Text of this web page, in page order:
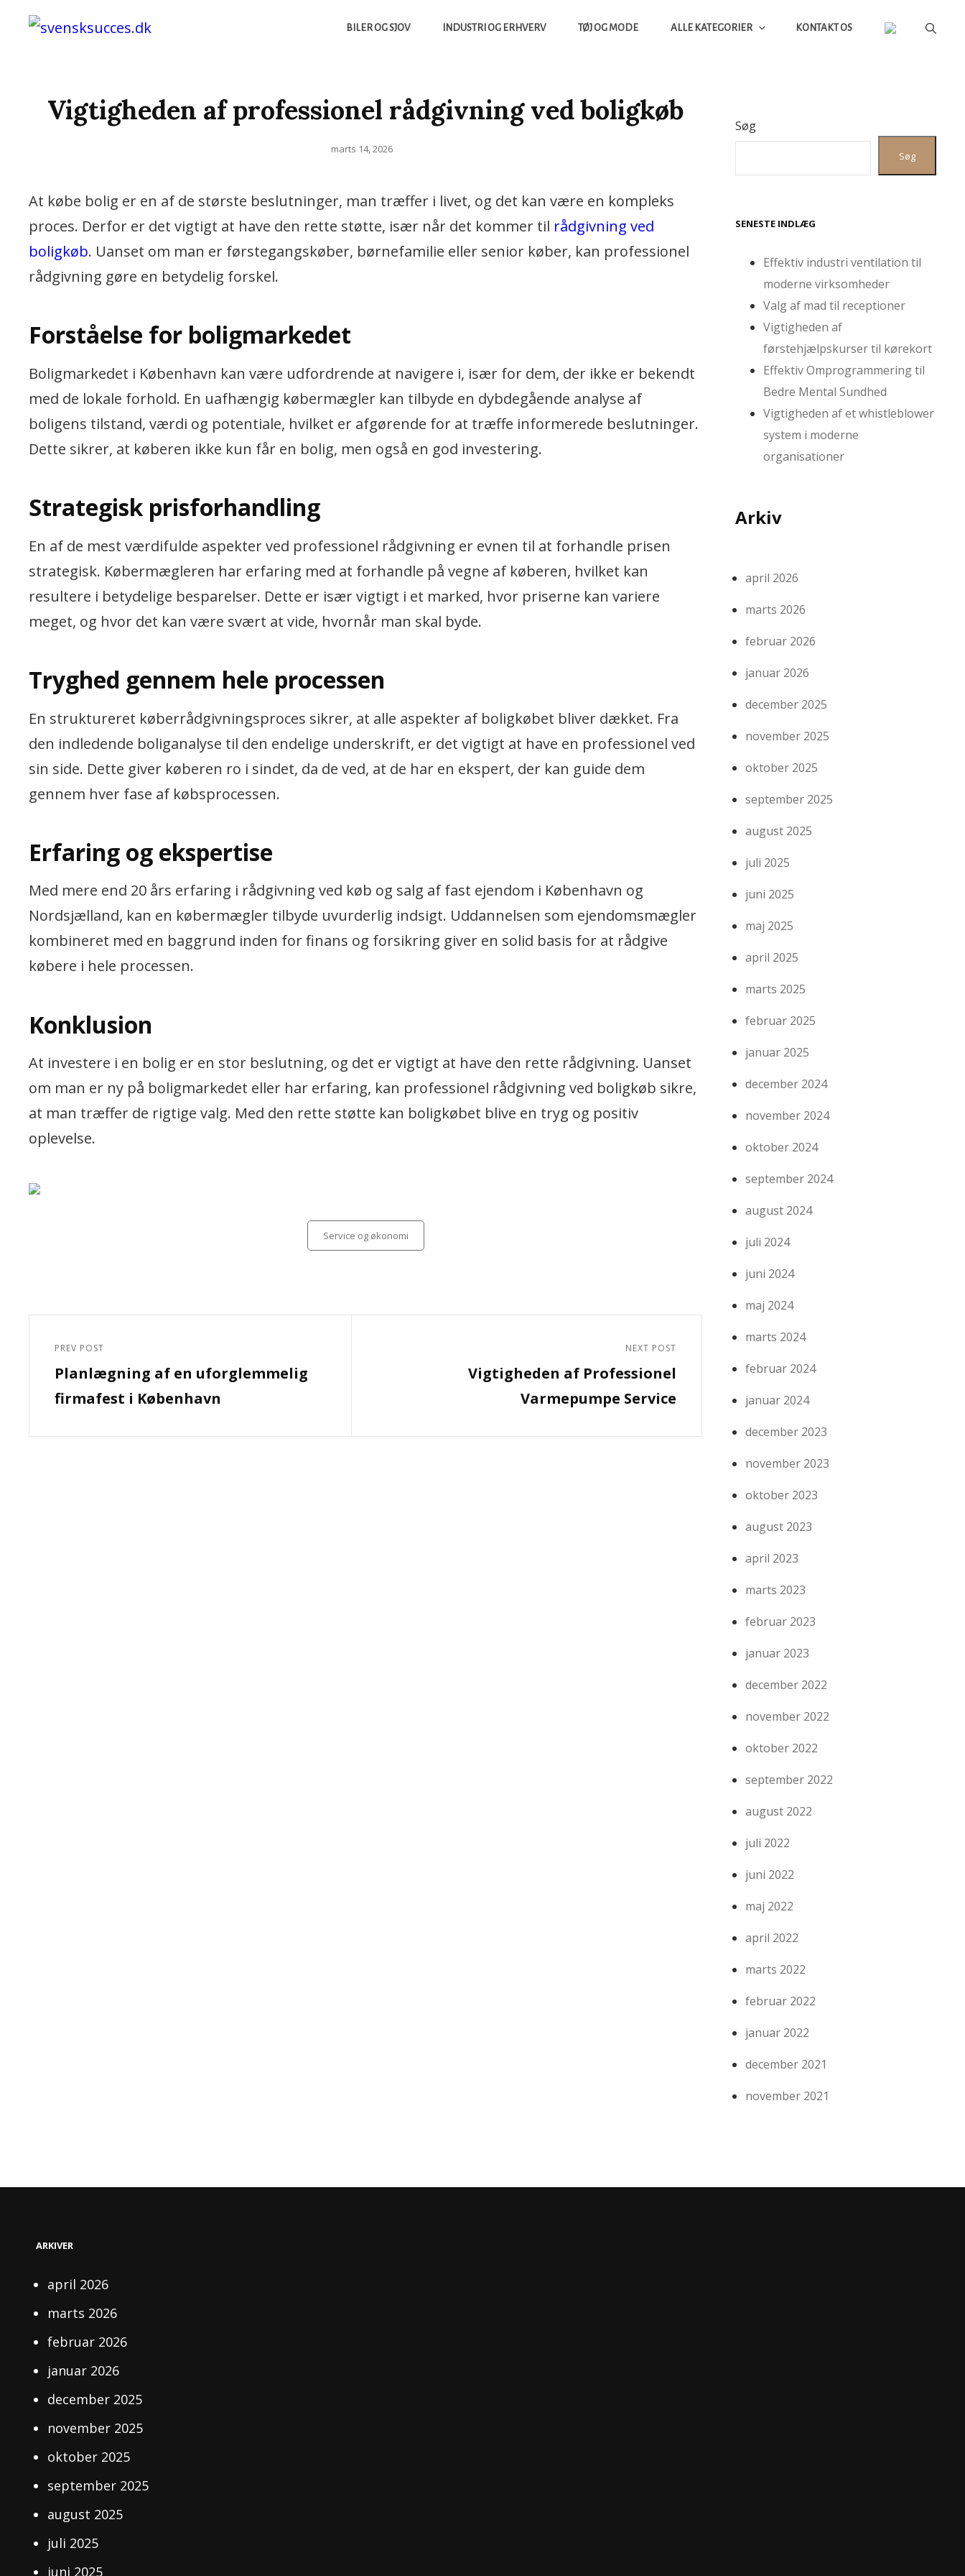
Vi Bringer De Bedste Nyheder, Både Fra Sverige Og Danmark
BILER OG SJOV INDUSTRI OG ERHVERV TØJ OG MODE ALLE KATEGORIER KONTAKT OS
Vigtigheden af professionel rådgivning ved boligkøb
Posted
marts 14, 2026
At købe bolig er en af de største beslutninger, man træffer i livet, og det kan være en kompleks
proces. Derfor er det vigtigt at have den rette støtte, især når det kommer til rådgivning ved
boligkøb. Uanset om man er førstegangskøber, børnefamilie eller senior køber, kan professionel
rådgivning gøre en betydelig forskel.
Forståelse for boligmarkedet
Boligmarkedet i København kan være udfordrende at navigere i, især for dem, der ikke er bekendt
med de lokale forhold. En uafhængig købermægler kan tilbyde en dybdegående analyse af
boligens tilstand, værdi og potentiale, hvilket er afgørende for at træffe informerede beslutninger.
Dette sikrer, at køberen ikke kun får en bolig, men også en god investering.
Strategisk prisforhandling
En af de mest værdifulde aspekter ved professionel rådgivning er evnen til at forhandle prisen
strategisk. Købermægleren har erfaring med at forhandle på vegne af køberen, hvilket kan
resultere i betydelige besparelser. Dette er især vigtigt i et marked, hvor priserne kan variere
meget, og hvor det kan være svært at vide, hvornår man skal byde.
Tryghed gennem hele processen
En struktureret køberrådgivningsproces sikrer, at alle aspekter af boligkøbet bliver dækket. Fra
den indledende boliganalyse til den endelige underskrift, er det vigtigt at have en professionel ved
sin side. Dette giver køberen ro i sindet, da de ved, at de har en ekspert, der kan guide dem
gennem hver fase af købsprocessen.
Erfaring og ekspertise
Med mere end 20 års erfaring i rådgivning ved køb og salg af fast ejendom i København og
Nordsjælland, kan en købermægler tilbyde uvurderlig indsigt. Uddannelsen som ejendomsmægler
kombineret med en baggrund inden for finans og forsikring giver en solid basis for at rådgive
købere i hele processen.
Konklusion
At investere i en bolig er en stor beslutning, og det er vigtigt at have den rette rådgivning. Uanset
om man er ny på boligmarkedet eller har erfaring, kan professionel rådgivning ved boligkøb sikre,
at man træffer de rigtige valg. Med den rette støtte kan boligkøbet blive en tryg og positiv
oplevelse.
Service og økonomi
Previous
Post
PREV POST
Planlægning af en uforglemmelig
firmafest i København
NEXT POST
Vigtigheden af Professionel
Varmepumpe Service
Søg
Søg
SENESTE INDLÆG
Effektiv industri ventilation til
moderne virksomheder
Valg af mad til receptioner
Vigtigheden af
førstehjælpskurser til kørekort
Effektiv Omprogrammering til
Bedre Mental Sundhed
Vigtigheden af et whistleblower
system i moderne
organisationer
Arkiv
april 2026
marts 2026
februar 2026
januar 2026
december 2025
november 2025
oktober 2025
september 2025
august 2025
juli 2025
juni 2025
maj 2025
april 2025
marts 2025
februar 2025
januar 2025
december 2024
november 2024
oktober 2024
september 2024
august 2024
juli 2024
juni 2024
maj 2024
marts 2024
februar 2024
januar 2024
december 2023
november 2023
oktober 2023
august 2023
april 2023
marts 2023
februar 2023
januar 2023
december 2022
november 2022
oktober 2022
september 2022
august 2022
juli 2022
juni 2022
maj 2022
april 2022
marts 2022
februar 2022
januar 2022
december 2021
november 2021
ARKIVER
april 2026
marts 2026
februar 2026
januar 2026
december 2025
november 2025
oktober 2025
september 2025
august 2025
juli 2025
juni 2025